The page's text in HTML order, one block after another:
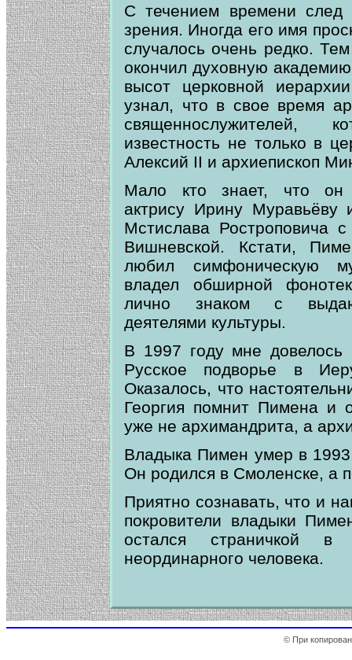
С течением времени след
зрения. Иногда его имя
случалось очень редко.
окончил духовную
высот церковной
узнал, что в свое время
священнослужителей,
известность не только в
Алексий II и архиепископ
Мало кто знает, что он
актрису Ирину Муравьёву
Мстислава Ростроповича
Вишневской. Кстати,
любил симфоническую
владел обширной
лично знаком с
деятелями культуры.
В 1997 году мне довелось
Русское подворье в
Оказалось, что
Георгия помнит Пимена и
уже не архимандрита, а
Владыка Пимен умер в
Он родился в Смоленске, а
Приятно сознавать, что и
покровители владыки
остался страничкой
неординарного человека.
© При